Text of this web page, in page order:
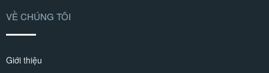
VỀ CHÚNG TÔI
Giới thiệu